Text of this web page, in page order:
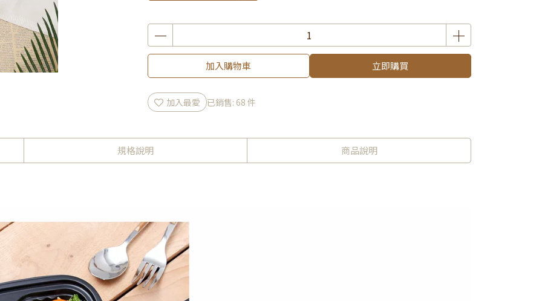
加入購物車 立即購買
加入最愛 已銷售: 68 件
規格說明 商品說明